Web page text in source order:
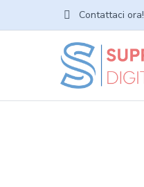
Contattaci ora!